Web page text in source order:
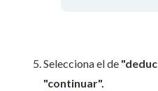
Selecciona el de
"continuar".